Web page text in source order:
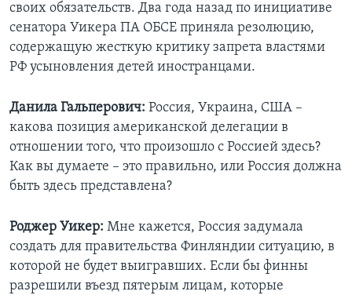
своих обязательств. Два года назад по инициативе
сенатора Уикера ПА ОБСЕ приняла резолюцию,
содержащую жесткую критику запрета властями
РФ усыновления детей иностранцами.
Данила Гальперович: Россия, Украина, США –
какова позиция американской делегации в
отношении того, что произошло с Россией здесь?
Как вы думаете – это правильно, или Россия должна
быть здесь представлена?
Роджер Уикер: Мне кажется, Россия задумала
создать для правительства Финляндии ситуацию, в
которой не будет выигравших. Если бы финны
разрешили въезд пятерым лицам, которые